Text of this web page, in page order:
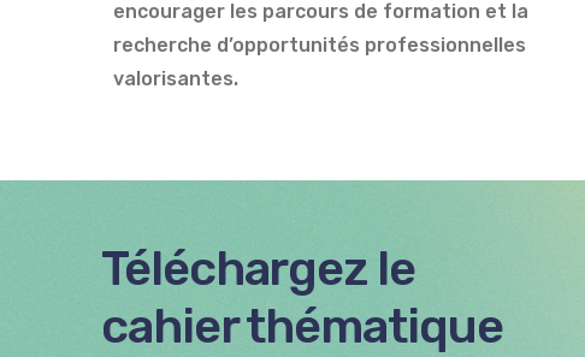
encourager les parcours de formation et la
recherche d’opportunités professionnelles
valorisantes.
Téléchargez le
cahier thématique